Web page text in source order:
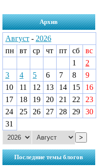
Архив
Август - 2026
пн
вт ср чт пт сб
вс
1
2
3
4 5 6 7 8
9
10
11 12 13 14 15
16
17
18 19 20 21 22
23
24
25 26 27 28 29
30
31
>
Последние темы блогов